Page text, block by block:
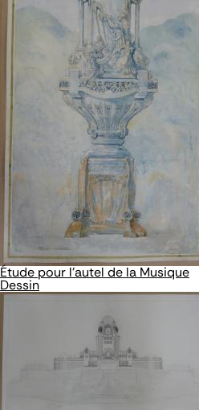
Étude pour l'autel de la Musique
Dessin